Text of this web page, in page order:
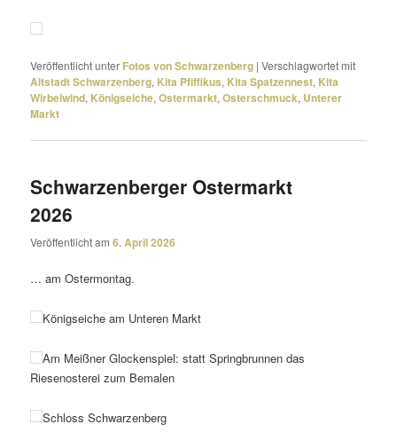
Veröffentlicht unter Fotos von Schwarzenberg |Verschlagwortet mit
Altstadt Schwarzenberg, Kita Pfiffikus, Kita Spatzennest, Kita
Wirbelwind, Königseiche,Ostermarkt,Osterschmuck, Unterer
Markt
Schwarzenberger Ostermarkt
2026
Veröffentlicht am6. April 2026
… am Ostermontag.
Königseiche am Unteren Markt
Am Meißner Glockenspiel: statt Springbrunnen das
Riesenosterei zum Bemalen
Schloss Schwarzenberg